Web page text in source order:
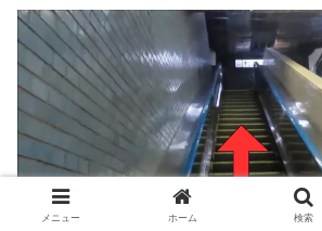
メニュー ホーム 検索